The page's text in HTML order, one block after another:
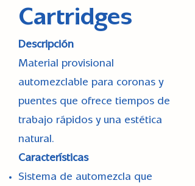
Cartridges
Descripción
Material provisional
automezclable para coronas y
puentes que ofrece tiempos de
trabajo rápidos y una estética
natural.
Características
Sistema de automezcla que